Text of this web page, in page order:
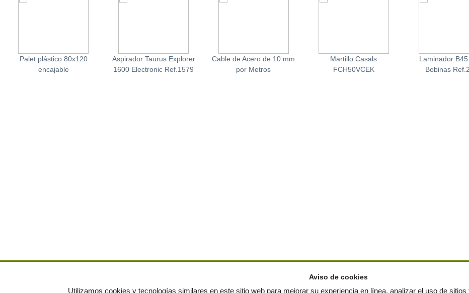
Palet plástico 80x120
encajable
Aspirador Taurus Explorer
1600 Electronic Ref.1579
Cable de Acero de 10 mm
por Metros
Martillo Casals
FCH50VCEK
Laminador
Bobinas
Aviso de cookies
Utilizamos cookies y tecnologías similares en este sitio web para mejorar su experiencia en línea, analizar el uso de